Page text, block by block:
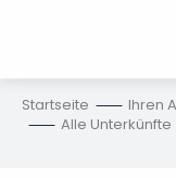
Startseite Ihren
Alle Unterkünfte